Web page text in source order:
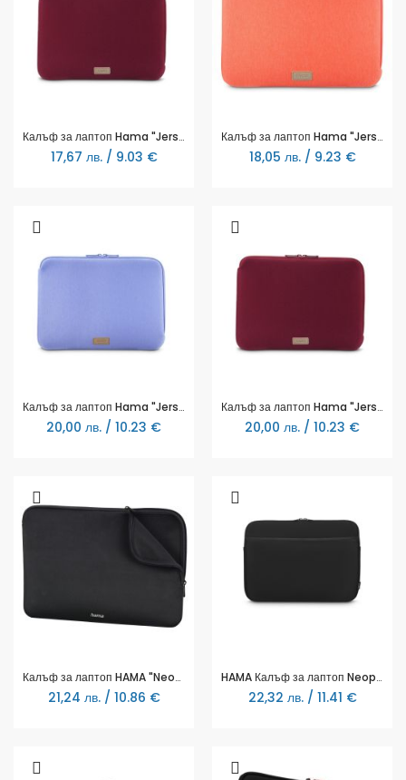
Калъф за лаптоп Hama "Jersey", от 34 - 36 cm (13.3"- 14.1"), тъмно червена
17,67 лв. / 9.03 €
Калъф за лаптоп Hama "Jersey", от 34 - 36 cm (13.3"- 14.1"), оранжева
18,05 лв. / 9.23 €
Калъф за лаптоп Hama "Jersey", от 40 - 41 см (15.6"- 16.2"), 222032
20,00 лв. / 10.23 €
Калъф за лаптоп Hama "Jersey", от 40 - 41 см (15.6"- 16.2"), 222036
20,00 лв. / 10.23 €
Калъф за лаптоп HAMA "Neoprene", До 11.6", Черен, 216502
21,24 лв. / 10.86 €
HAMA Калъф за лаптоп Neoprene, До 36 cm - 40 cm (14.1" - 15.6")
22,32 лв. / 11.41 €